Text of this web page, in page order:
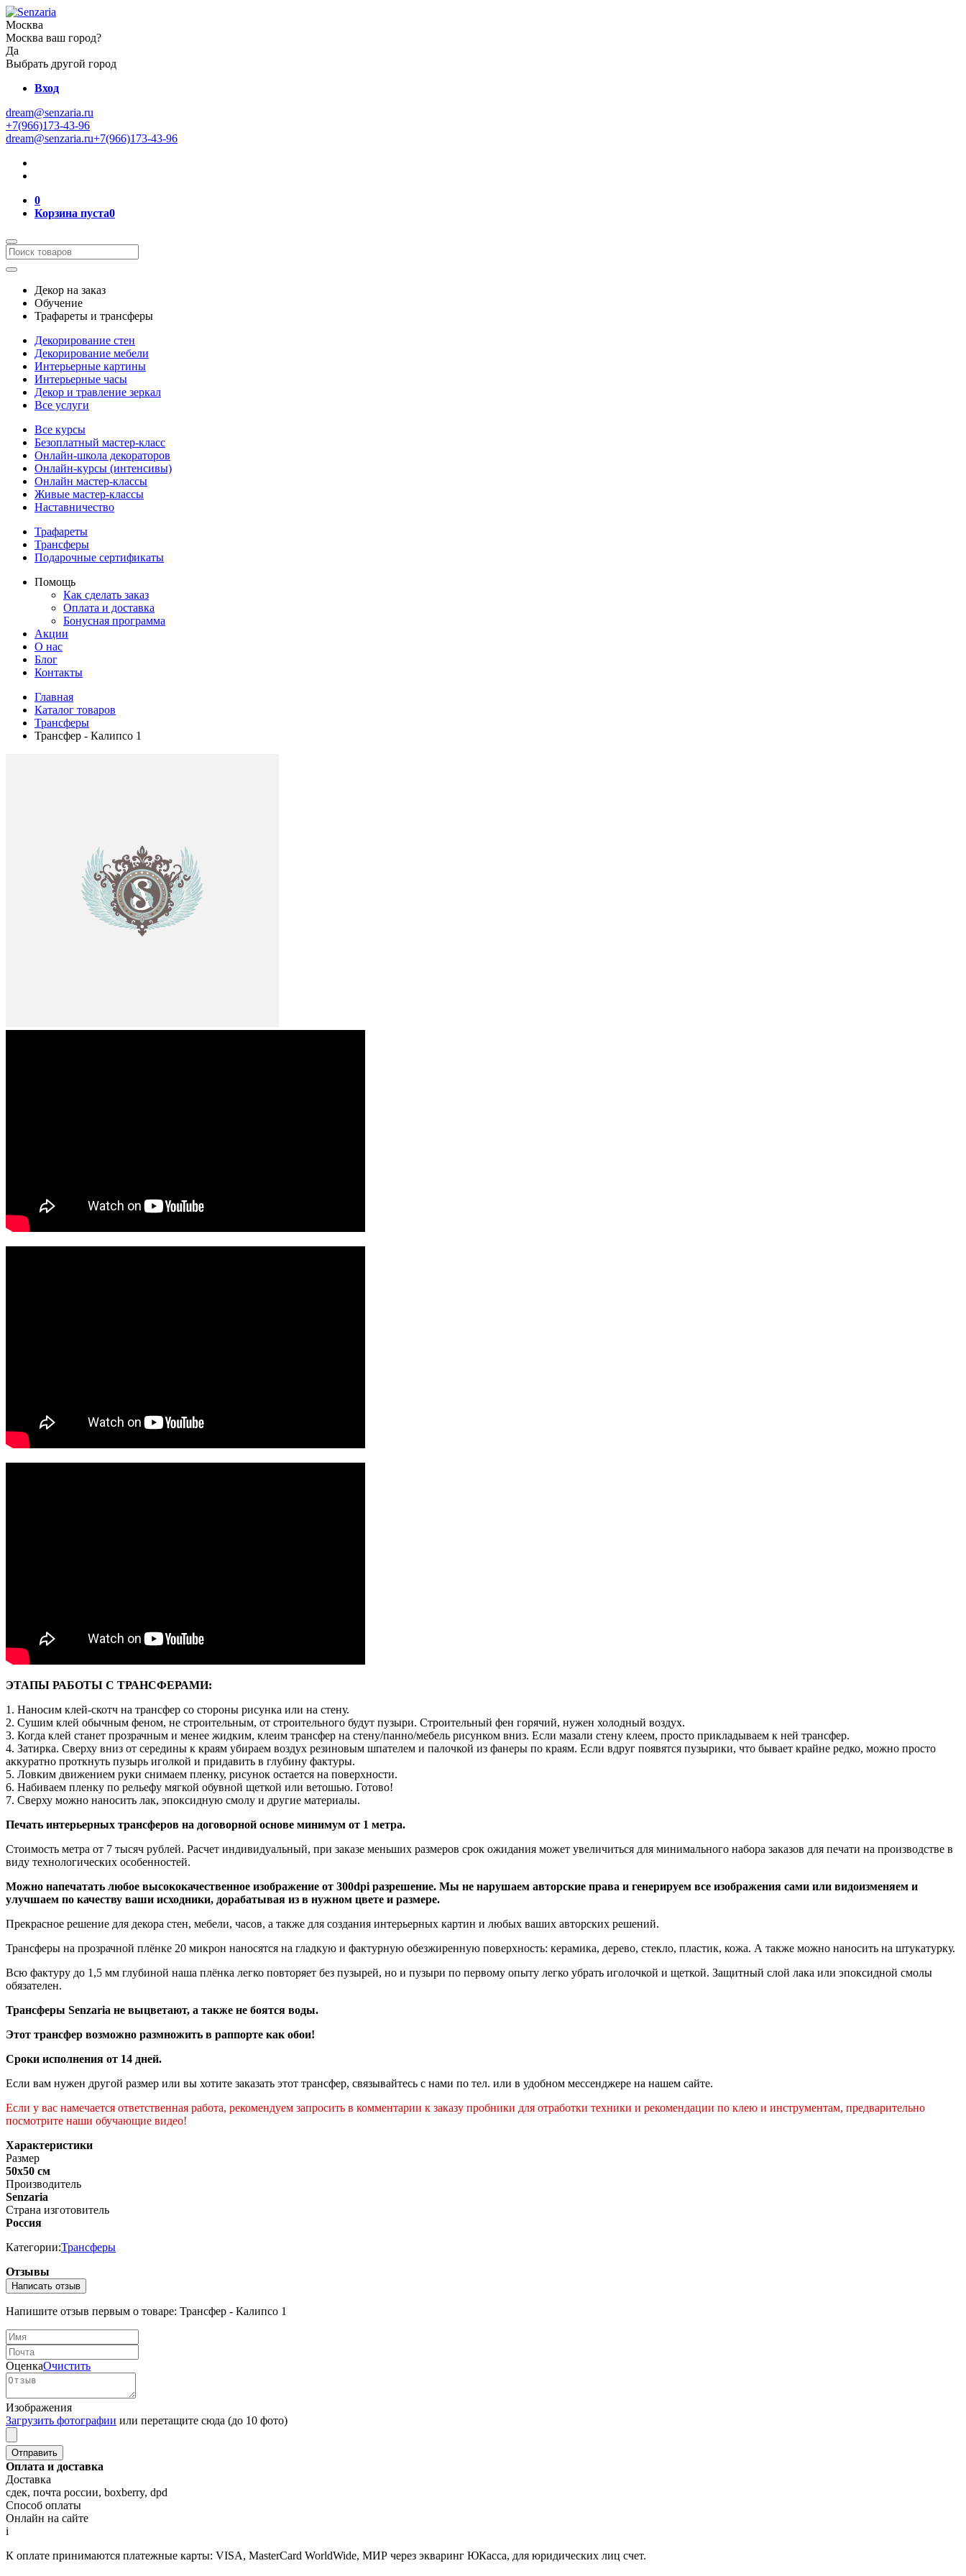
Москва
Москва ваш город?
Да
Выбрать другой город
Вход
dream@senzaria.ru
+7(966)173-43-96
dream@senzaria.ru+7(966)173-43-96
0
Корзина пуста0
Декор на заказ
Обучение
Трафареты и трансферы
Декорирование стен
Декорирование мебели
Интерьерные картины
Интерьерные часы
Декор и травление зеркал
Все услуги
Все курсы
Безоплатный мастер-класс
Онлайн-школа декораторов
Онлайн-курсы (интенсивы)
Онлайн мастер-классы
Живые мастер-классы
Наставничество
Трафареты
Трансферы
Подарочные сертификаты
Помощь
Как сделать заказ
Оплата и доставка
Бонусная программа
Акции
О нас
Блог
Контакты
Главная
Каталог товаров
Трансферы
Трансфер - Калипсо 1
ЭТАПЫ РАБОТЫ С ТРАНСФЕРАМИ:
1. Наносим клей-скотч на трансфер со стороны рисунка или на стену.
2. Сушим клей обычным феном, не строительным, от строительного будут пузыри. Строительный фен горячий, нужен холодный воздух.
3. Когда клей станет прозрачным и менее жидким, клеим трансфер на стену/панно/мебель рисунком вниз. Если мазали стену клеем, просто прикладываем к ней трансфер.
4. Затирка. Сверху вниз от середины к краям убираем воздух резиновым шпателем и палочкой из фанеры по краям. Если вдруг появятся пузырики, что бывает крайне редко, можно просто
аккуратно проткнуть пузырь иголкой и придавить в глубину фактуры.
5. Ловким движением руки снимаем пленку, рисунок остается на поверхности.
6. Набиваем пленку по рельефу мягкой обувной щеткой или ветошью. Готово!
7. Сверху можно наносить лак, эпоксидную смолу и другие материалы.
Печать интерьерных трансферов на договорной основе минимум от 1 метра.
Стоимость метра от 7 тысяч рублей. Расчет индивидуальный, при заказе меньших размеров срок ожидания может увеличиться для минимального набора заказов для печати на производстве в
виду технологических особенностей.
Можно напечатать любое высококачественное изображение от 300dpi разрешение. Мы не нарушаем авторские права и генерируем все изображения сами или видоизменяем и
улучшаем по качеству ваши исходники, дорабатывая из в нужном цвете и размере.
Прекрасное решение для декора стен, мебели, часов, а также для создания интерьерных картин и любых ваших авторских решений.
Трансферы на прозрачной плёнке 20 микрон наносятся на гладкую и фактурную обезжиренную поверхность: керамика, дерево, стекло, пластик, кожа. А также можно наносить на штукатурку.
Всю фактуру до 1,5 мм глубиной наша плёнка легко повторяет без пузырей, но и пузыри по первому опыту легко убрать иголочкой и щеткой. Защитный слой лака или эпоксидной смолы
обязателен.
Трансферы Senzaria не выцветают, а также не боятся воды.
Этот трансфер возможно размножить в раппорте как обои!
Сроки исполнения от 14 дней.
Если вам нужен другой размер или вы хотите заказать этот трансфер, связывайтесь с нами по тел. или в удобном мессенджере на нашем сайте.
Если у вас намечается ответственная работа, рекомендуем запросить в комментарии к заказу пробники для отработки техники и рекомендации по клею и инструментам, предварительно
посмотрите наши обучающие видео!
Характеристики
Размер
50х50 см
Производитель
Senzaria
Страна изготовитель
Россия
Категории:Трансферы
Отзывы
Написать отзыв
Напишите отзыв первым о товаре: Трансфер - Калипсо 1
ОценкаОчистить
Изображения
Загрузить фотографии или перетащите сюда (до 10 фото)
Оплата и доставка
Доставка
сдек, почта россии, boxberry, dpd
Способ оплаты
Онлайн на сайте
i
К оплате принимаются платежные карты: VISA, MasterCard WorldWide, МИР через экваринг ЮКасса, для юридических лиц счет.